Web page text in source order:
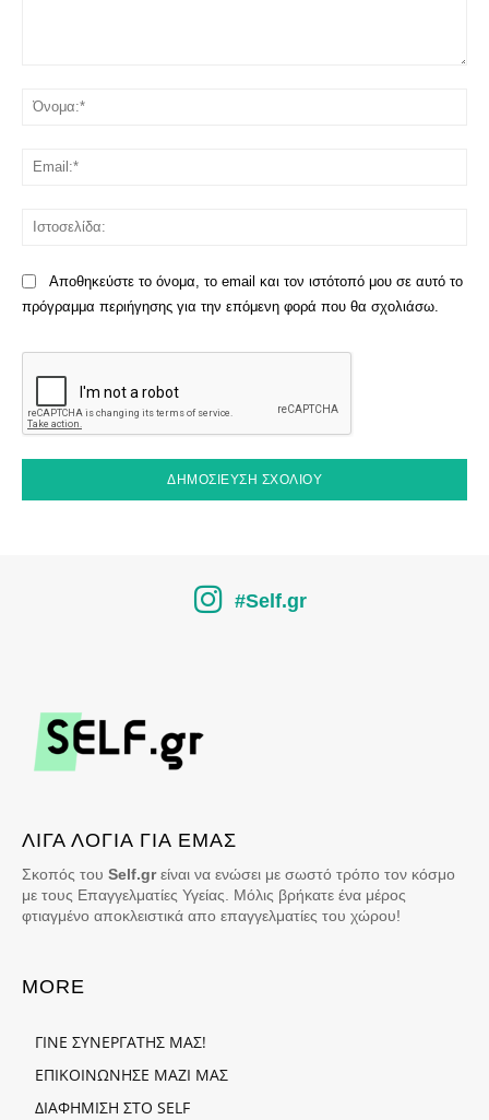
Αποθηκεύστε το όνομα, το email και τον ιστότοπό μου σε αυτό το
πρόγραμμα περιήγησης για την επόμενη φορά που θα σχολιάσω.
#Self.gr
ΛΙΓΑ ΛΟΓΙΑ ΓΙΑ ΕΜΑΣ
Σκοπός του Self.grείναι να ενώσει με σωστό τρόπο τον κόσμο
με τους Επαγγελματίες Υγείας. Μόλις βρήκατε ένα μέρος
φτιαγμένο αποκλειστικά απο επαγγελματίες του χώρου!
MORE
ΓΙΝΕ ΣΥΝΕΡΓΑΤΗΣ ΜΑΣ!
ΕΠΙΚΟΙΝΩΝΗΣΕ ΜΑΖΙ ΜΑΣ
ΔΙΑΦΗΜΙΣΗ ΣΤΟ SELF